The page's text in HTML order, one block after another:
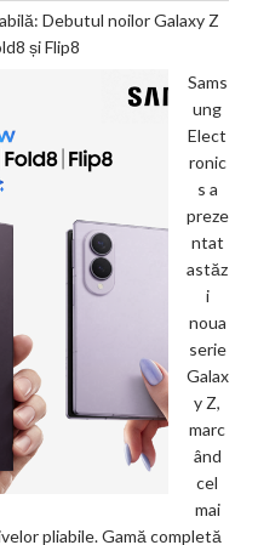
Debutul noilor Galaxy Z
și Flip8
Sams
ung
Elect
ronic
s a
preze
ntat
astăz
i
noua
serie
Galax
y Z,
marc
ând
cel
mai
pliabile. Gamă completă